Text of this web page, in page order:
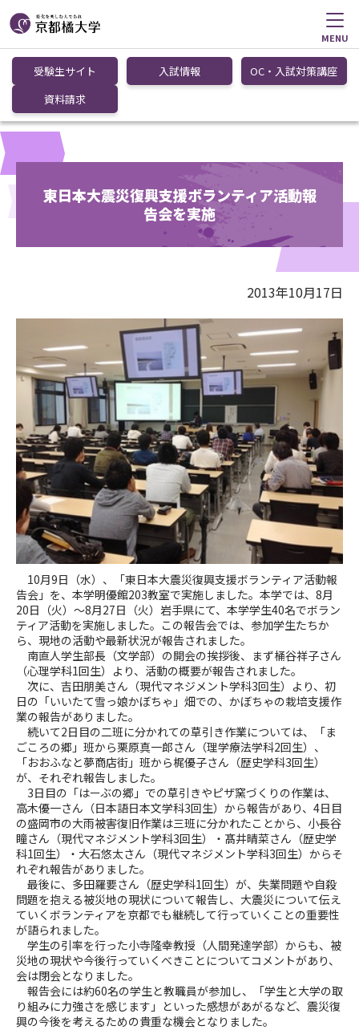
MENU
受験生サイト 入試情報
OC・入試対策講座
資料請求
東日本大震災復興支援ボランティア活動報
告会を実施
2013年10月17日
10月9日（水）、「東日本大震災復興支援ボランティア活動報
告会」を、本学明優館203教室で実施しました。本学では、8月
20日（火）～8月27日（火）岩手県にて、本学学生40名でボラン
ティア活動を実施しました。この報告会では、参加学生たちか
ら、現地の活動や最新状況が報告されました。
南直人学生部長（文学部）の開会の挨拶後、まず桶谷祥子さん
（心理学科1回生）より、活動の概要が報告されました。
次に、吉田朋美さん（現代マネジメント学科3回生）より、初
日の「いいたて雪っ娘かぼちゃ」畑での、かぼちゃの栽培支援作
業の報告がありました。
続いて2日目の二班に分かれての草引き作業については、「ま
ごころの郷」班から栗原真一郎さん（理学療法学科2回生）、
「おおふなと夢商店街」班から梶優子さん（歴史学科3回生）
が、それぞれ報告しました。
3日目の「はーぶの郷」での草引きやピザ窯づくりの作業は、
高木優一さん（日本語日本文学科3回生）から報告があり、4日目
の盛岡市の大雨被害復旧作業は三班に分かれたことから、小長谷
瞳さん（現代マネジメント学科3回生）・髙井晴菜さん（歴史学
科1回生）・大石悠太さん（現代マネジメント学科3回生）からそ
れぞれ報告がありました。
最後に、多田羅要さん（歴史学科1回生）が、失業問題や自殺
問題を抱える被災地の現状について報告し、大震災について伝え
ていくボランティアを京都でも継続して行っていくことの重要性
が語られました。
学生の引率を行った小寺隆幸教授（人間発達学部）からも、被
災地の現状や今後行っていくべきことについてコメントがあり、
会は閉会となりました。
報告会には約60名の学生と教職員が参加し、「学生と大学の取
り組みに力強さを感じます」といった感想があがるなど、震災復
興の今後を考えるための貴重な機会となりました。